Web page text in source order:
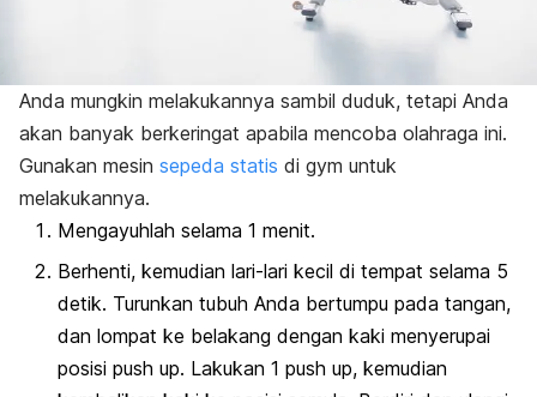
Anda mungkin melakukannya sambil duduk, tetapi Anda
akan banyak berkeringat apabila mencoba olahraga ini.
Gunakan mesin sepeda statis di gym untuk
melakukannya.
Mengayuhlah selama 1 menit.
Berhenti, kemudian lari-lari kecil di tempat selama 5
detik. Turunkan tubuh Anda bertumpu pada tangan,
dan lompat ke belakang dengan kaki menyerupai
posisi push up. Lakukan 1 push up, kemudian